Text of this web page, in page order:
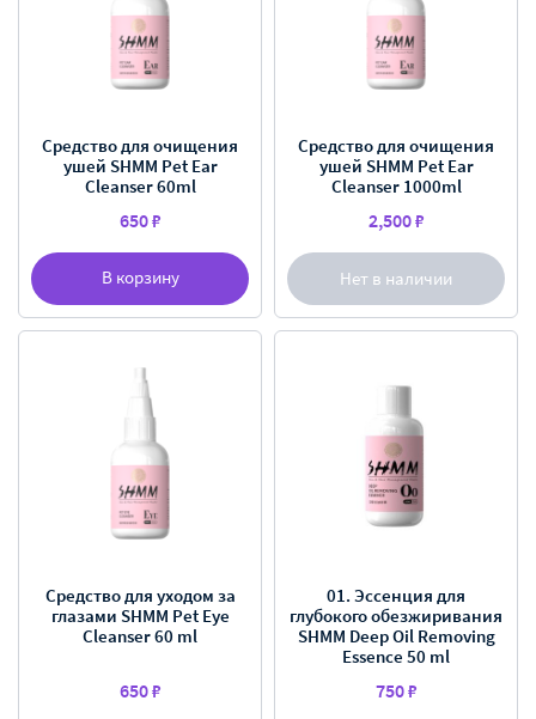
В корзину
Средство для очищения
ушей SHMM Pet Ear
Cleanser 60ml
650 ₽
Нет в наличии
Средство для очищения
ушей SHMM Pet Ear
Cleanser 1000ml
2,500 ₽
Средство для уходом за
глазами SHMM Pet Eye
Cleanser 60 ml
650 ₽
01. Эссенция для
глубокого обезжиривания
SHMM Deep Oil Removing
Essence 50 ml
750 ₽